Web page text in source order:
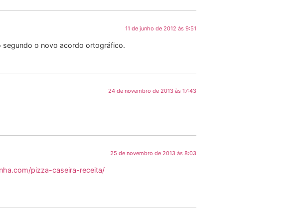
11 de junho de 2012 às 9:51
segundo o novo acordo ortográfico.
24 de novembro de 2013 às 17:43
25 de novembro de 2013 às 8:03
pizza-caseira-receita/